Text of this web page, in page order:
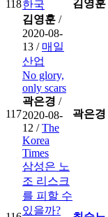
118한국
김영훈 /
2020-08-
13 / 매일
산업
김영훈
117
No glory,
only scars
곽은경 /
2020-08-
12 /The
Korea
Times
곽은경
삼성은 노
조 리스크
를 피할 수
있을까?